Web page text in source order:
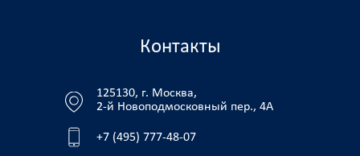
Контакты
125130, г. Москва,
2-й Новоподмосковный пер., 4А
+7 (495) 777-48-07